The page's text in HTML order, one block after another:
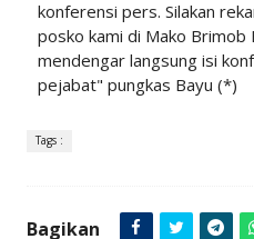
konferensi pers. Silakan
posko kami di Mako
mendengar langsung isi
pejabat" pungkas Bayu (*)
Tags :
Bagikan